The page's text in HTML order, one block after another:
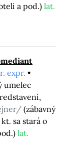
a pod.) lat.
expr.
umelec
(zábavný
sa stará o
lat.